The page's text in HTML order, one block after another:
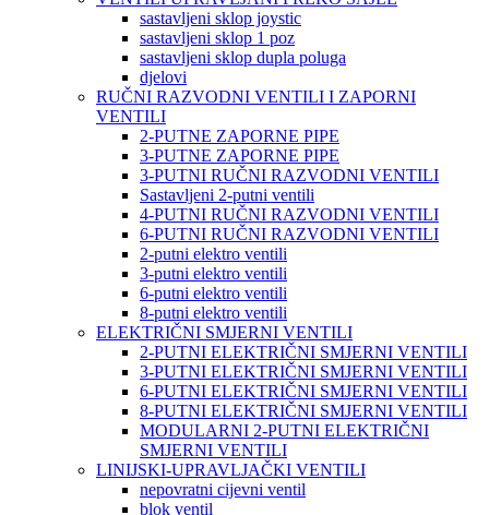
sastavljeni sklop joystic
sastavljeni sklop 1 poz
sastavljeni sklop dupla poluga
djelovi
RUČNI RAZVODNI VENTILI I ZAPORNI
VENTILI
2-PUTNE ZAPORNE PIPE
3-PUTNE ZAPORNE PIPE
3-PUTNI RUČNI RAZVODNI VENTILI
Sastavljeni 2-putni ventili
4-PUTNI RUČNI RAZVODNI VENTILI
6-PUTNI RUČNI RAZVODNI VENTILI
2-putni elektro ventili
3-putni elektro ventili
6-putni elektro ventili
8-putni elektro ventili
ELEKTRIČNI SMJERNI VENTILI
2-PUTNI ELEKTRIČNI SMJERNI VENTILI
3-PUTNI ELEKTRIČNI SMJERNI VENTILI
6-PUTNI ELEKTRIČNI SMJERNI VENTILI
8-PUTNI ELEKTRIČNI SMJERNI VENTILI
MODULARNI 2-PUTNI ELEKTRIČNI
SMJERNI VENTILI
LINIJSKI-UPRAVLJAČKI VENTILI
nepovratni cijevni ventil
blok ventil